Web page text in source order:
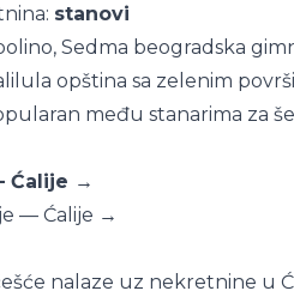
stanovi
Sedma beogradska
opština sa zelenim
među stanarima za
Ćalije →
— Ćalije →
nalaze uz nekretnine u